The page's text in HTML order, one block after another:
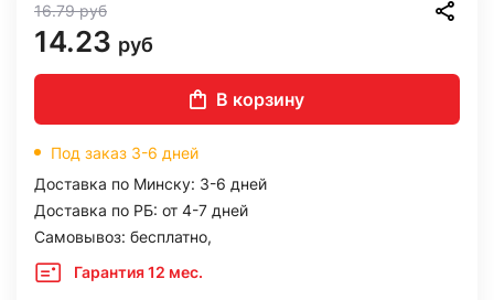
16.79руб
14.23 руб
В корзину
Под заказ 3-6 дней
Доставка по Минску: 3-6 дней
Доставка по РБ: от 4-7 дней
Самовывоз: бесплатно,
Гарантия 12 мес.